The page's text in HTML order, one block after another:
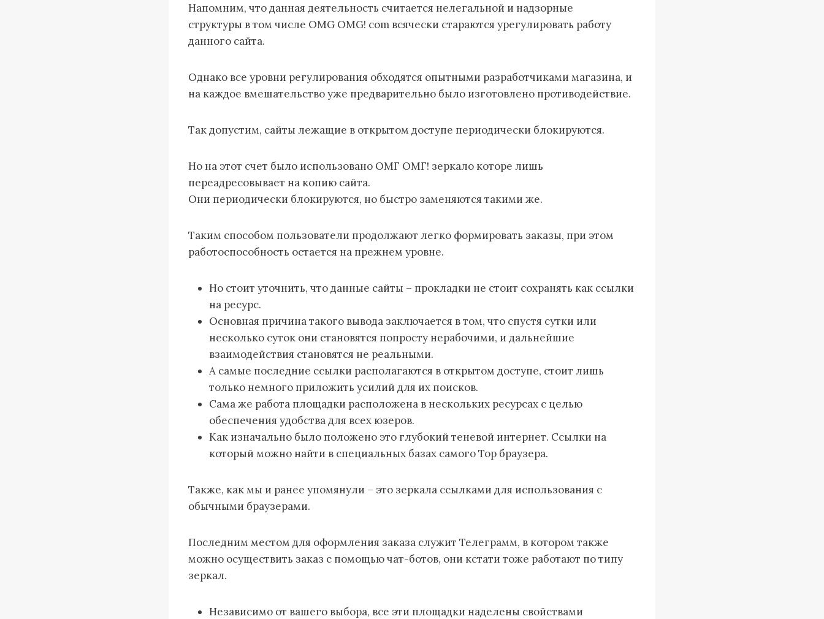
Напомним, что данная деятельность считается нелегальной и надзорные
структуры в том числе OMG OMG! com всячески стараются урегулировать работу
данного сайта.
Однако все уровни регулирования обходятся опытными разработчиками магазина, и
на каждое вмешательство уже предварительно было изготовлено противодействие.
Так допустим, сайты лежащие в открытом доступе периодически блокируются.
Но на этот счет было использовано ОМГ ОМГ! зеркало которе лишь
переадресовывает на копию сайта.
Они периодически блокируются, но быстро заменяются такими же.
Таким способом пользователи продолжают легко формировать заказы, при этом
работоспособность остается на прежнем уровне.
Но стоит уточнить, что данные сайты – прокладки не стоит сохранять как ссылки
на ресурс.
Основная причина такого вывода заключается в том, что спустя сутки или
несколько суток они становятся попросту нерабочими, и дальнейшие
взаимодействия становятся не реальными.
А самые последние ссылки располагаются в открытом доступе, стоит лишь
только немного приложить усилий для их поисков.
Сама же работа площадки расположена в нескольких ресурсах с целью
обеспечения удобства для всех юзеров.
Как изначально было положено это глубокий теневой интернет. Ссылки на
который можно найти в специальных базах самого Тор браузера.
Также, как мы и ранее упомянули – это зеркала ссылками для использования с
обычными браузерами.
Последним местом для оформления заказа служит Телеграмм, в котором также
можно осуществить заказ с помощью чат-ботов, они кстати тоже работают по типу
зеркал.
Независимо от вашего выбора, все эти площадки наделены свойствами